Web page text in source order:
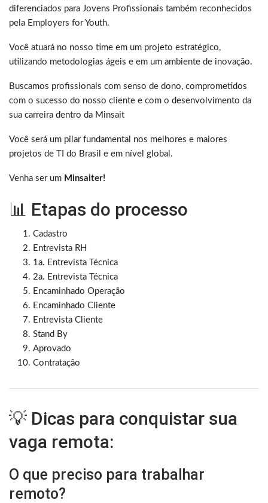
diferenciados para Jovens Profissionais também reconhecidos
pela Employers for Youth.
Você atuará no nosso time em um projeto estratégico,
utilizando metodologias ágeis e em um ambiente de inovação.
Buscamos profissionais com senso de dono, comprometidos
com o sucesso do nosso cliente e com o desenvolvimento da
sua carreira dentro da Minsait
Você será um pilar fundamental nos melhores e maiores
projetos de TI do Brasil e em nível global.
Venha ser um Minsaiter!
📊 Etapas do processo
Cadastro
Entrevista RH
1a. Entrevista Técnica
2a. Entrevista Técnica
Encaminhado Operação
Encaminhado Cliente
Entrevista Cliente
Stand By
Aprovado
Contratação
💡 Dicas para conquistar sua
vaga remota:
O que preciso para trabalhar
remoto?